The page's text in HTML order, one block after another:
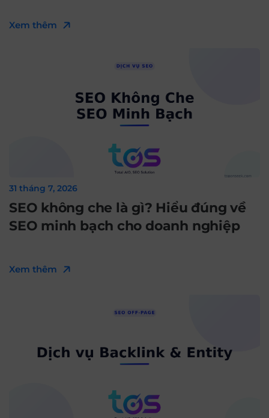
Xem thêm
31 tháng 7, 2026
SEO không che là gì? Hiểu đúng về
SEO minh bạch cho doanh nghiệp
Xem thêm